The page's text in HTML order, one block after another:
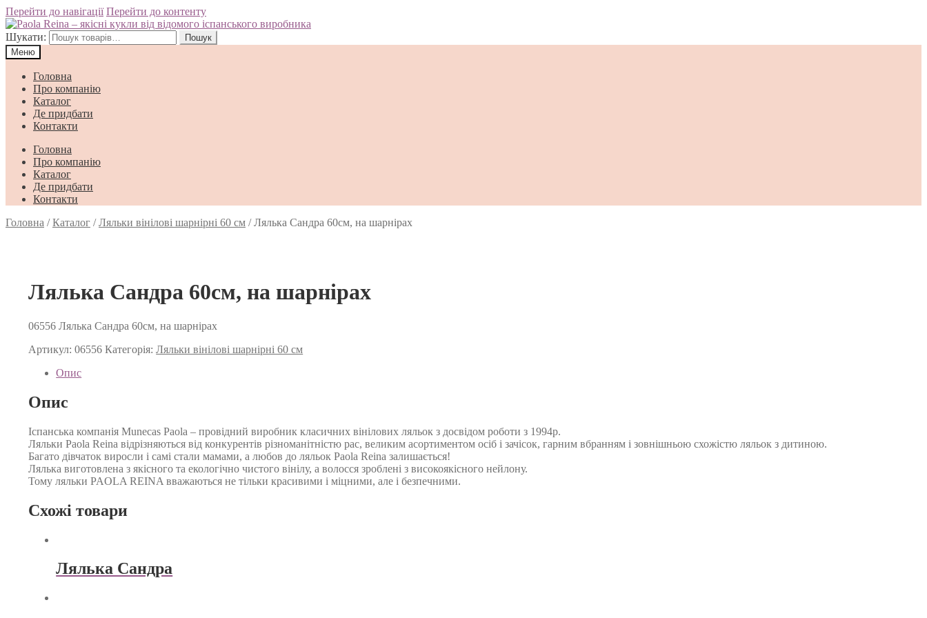
Перейти до навігації Перейти до контенту
Шукати:
Пошук
Меню
Головна
Про компанію
Каталог
Де придбати
Контакти
Головна
Про компанію
Каталог
Де придбати
Контакти
Головна /Каталог /Ляльки вінілові шарнірні 60 см /Лялька Сандра 60см, на шарнірах
Лялька Сандра 60см, на шарнірах
06556 Лялька Сандра 60см, на шарнірах
Артикул:06556 Категорія:Ляльки вінілові шарнірні 60 см
Опис
Опис
Іспанська компанія Munecas Paola – провідний виробник класичних вінілових ляльок з досвідом роботи з 1994р.
Ляльки Paola Reina відрізняються від конкурентів різноманітністю рас, великим асортиментом осіб і зачісок, гарним вбранням і зовнішньою схожістю ляльок з дитиною.
Багато дівчаток виросли і самі стали мамами, а любов до ляльок Paola Reina залишається!
Лялька виготовлена з якісного та екологічно чистого вінілу, а волосся зроблені з високоякісного нейлону.
Тому ляльки PAOLA REINA вважаються не тільки красивими і міцними, але і безпечними.
Схожі товари
Лялька Сандра